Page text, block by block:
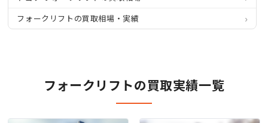
フォークリフトの買取相場・実績
フォークリフトの買取実績一覧